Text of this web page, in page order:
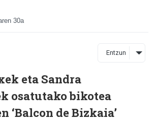
30a
Entzun
eta Sandra
osatutako bikotea
‘Balcon de Bizkaia’